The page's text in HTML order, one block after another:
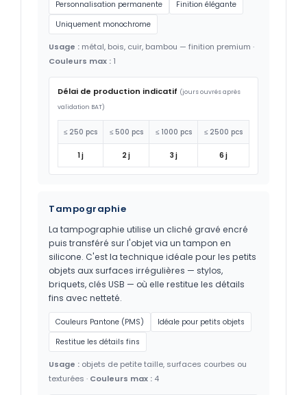
Personnalisation permanente
Finition élégante
Uniquement monochrome
Usage : métal, bois, cuir, bambou — finition premium ·
Couleurs max : 1
Délai de production indicatif (jours ouvrés après
validation BAT)
≤ 250 pcs ≤ 500 pcs ≤ 1000 pcs ≤ 2500 pcs
1 j 2 j 3 j 6 j
Tampographie
La tampographie utilise un cliché gravé encré
puis transféré sur l'objet via un tampon en
silicone. C'est la technique idéale pour les petits
objets aux surfaces irrégulières — stylos,
briquets, clés USB — où elle restitue les détails
fins avec netteté.
Couleurs Pantone (PMS)
Idéale pour petits objets
Restitue les détails fins
Usage : objets de petite taille, surfaces courbes ou
texturées · Couleurs max : 4